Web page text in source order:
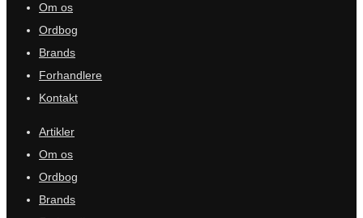
Om os
Ordbog
Brands
Forhandlere
Kontakt
Artikler
Om os
Ordbog
Brands